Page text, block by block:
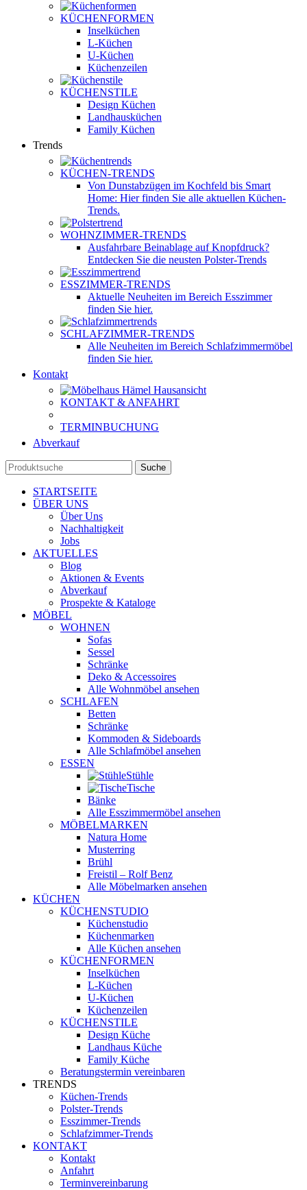
KÜCHENFORMEN
Inselküchen
L-Küchen
U-Küchen
Küchenzeilen
KÜCHENSTILE
Design Küchen
Landhausküchen
Family Küchen
Trends
KÜCHEN-TRENDS
Von Dunstabzügen im Kochfeld bis Smart
Home: Hier finden Sie alle aktuellen Küchen-
Trends.
WOHNZIMMER-TRENDS
Ausfahrbare Beinablage auf Knopfdruck?
Entdecken Sie die neusten Polster-Trends
ESSZIMMER-TRENDS
Aktuelle Neuheiten im Bereich Esszimmer
finden Sie hier.
SCHLAFZIMMER-TRENDS
Alle Neuheiten im Bereich Schlafzimmermöbel
finden Sie hier.
Kontakt
KONTAKT & ANFAHRT
TERMINBUCHUNG
Abverkauf
Suche
STARTSEITE
ÜBER UNS
Über Uns
Nachhaltigkeit
Jobs
AKTUELLES
Blog
Aktionen & Events
Abverkauf
Prospekte & Kataloge
MÖBEL
WOHNEN
Sofas
Sessel
Schränke
Deko & Accessoires
Alle Wohnmöbel ansehen
SCHLAFEN
Betten
Schränke
Kommoden & Sideboards
Alle Schlafmöbel ansehen
ESSEN
Stühle
Tische
Bänke
Alle Esszimmermöbel ansehen
MÖBELMARKEN
Natura Home
Musterring
Brühl
Freistil – Rolf Benz
Alle Möbelmarken ansehen
KÜCHEN
KÜCHENSTUDIO
Küchenstudio
Küchenmarken
Alle Küchen ansehen
KÜCHENFORMEN
Inselküchen
L-Küchen
U-Küchen
Küchenzeilen
KÜCHENSTILE
Design Küche
Landhaus Küche
Family Küche
Beratungstermin vereinbaren
TRENDS
Küchen-Trends
Polster-Trends
Esszimmer-Trends
Schlafzimmer-Trends
KONTAKT
Kontakt
Anfahrt
Terminvereinbarung